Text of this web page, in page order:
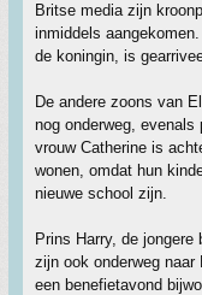
Britse media zijn
inmiddels
de koningin, is
De andere zoons van
nog onderweg,
vrouw Catherine is
wonen, omdat hun
nieuwe school zijn.
Prins Harry, de
zijn ook onderweg
een benefietavond